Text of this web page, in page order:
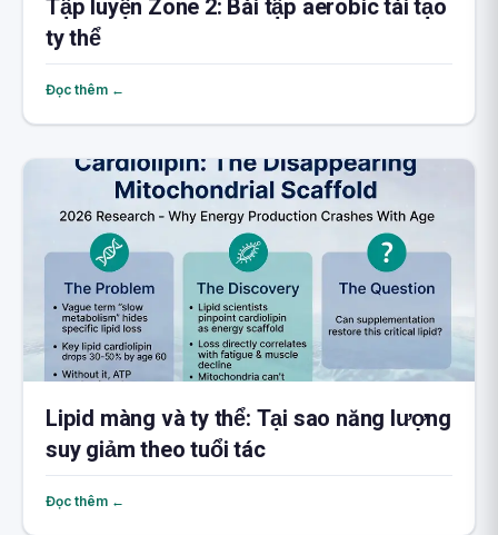
Tập luyện Zone 2: Bài tập aerobic tái tạo
ty thể
Đọc thêm ←
Lipid màng và ty thể: Tại sao năng lượng
suy giảm theo tuổi tác
Đọc thêm ←